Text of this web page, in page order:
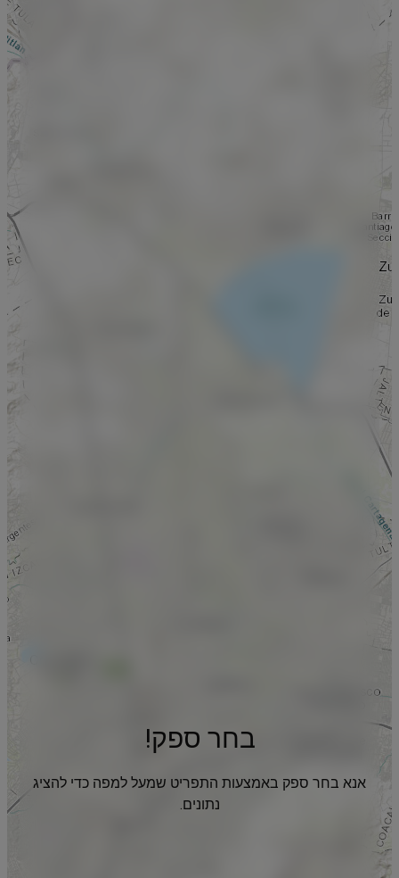
בחר ספק!
אנא בחר ספק באמצעות התפריט שמעל למפה כדי להציג
נתונים.